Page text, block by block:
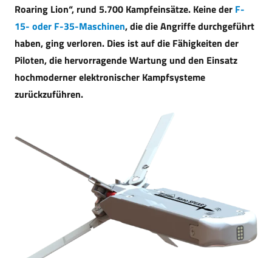
Roaring Lion“, rund 5.700 Kampfeinsätze. Keine der F-
15- oder F-35-Maschinen, die die Angriffe durchgeführt
haben, ging verloren. Dies ist auf die Fähigkeiten der
Piloten, die hervorragende Wartung und den Einsatz
hochmoderner elektronischer Kampfsysteme
zurückzuführen.